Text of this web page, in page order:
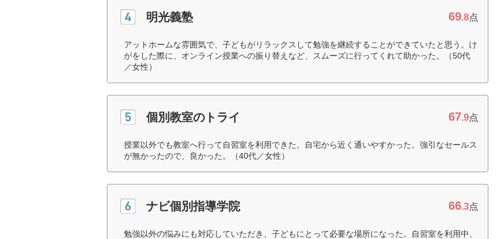
明光義塾 69.8点
アットホームな雰囲気で、子どもがリラックスして勉強を継続することができていたと思う。け
がをした際に、オンライン授業への振り替えなど、スムーズに行ってくれて助かった。（50代
／女性）
個別教室のトライ 67.9点
授業以外でも教室へ行って自習室を利用できた。自宅から近く通いやすかった。強引なセールス
が無かったので、良かった。（40代／女性）
ナビ個別指導学院 66.3点
勉強以外の悩みにも対応していただき、子どもにとって必要な場所になった。自習室を利用中、